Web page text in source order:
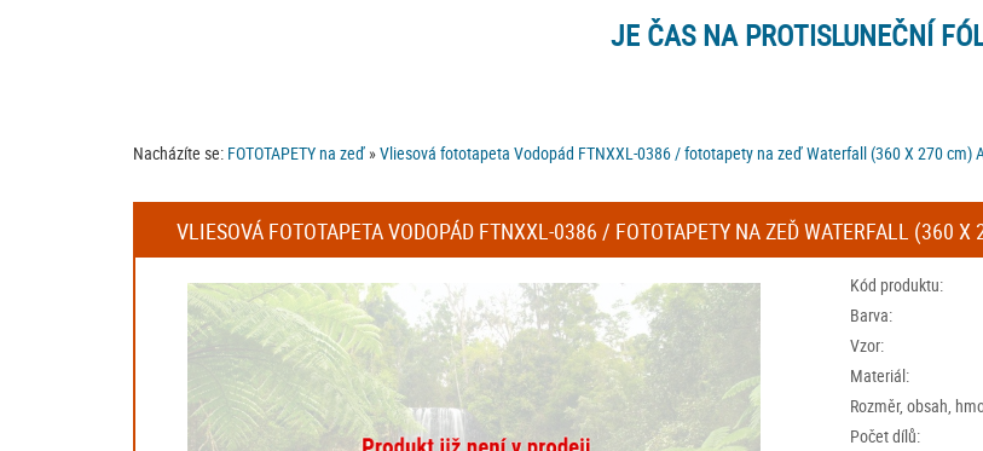
JE ČAS NA PROTISLUNEČNÍ
Nacházíte se: FOTOTAPETY na zeď »Vliesová fototapeta Vodopád FTNXXL-0386 / fototapety na zeď Waterfall (360 X 270 cm)
VLIESOVÁ FOTOTAPETA VODOPÁD FTNXXL-0386 / FOTOTAPETY NA ZEĎ WATERFALL (360 X
Kód produktu:
Barva:
Vzor:
Materiál:
Rozměr, obsah,
Počet dílů: